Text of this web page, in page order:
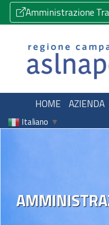
Amministrazione
HOME AZIENDA
Italiano ▼